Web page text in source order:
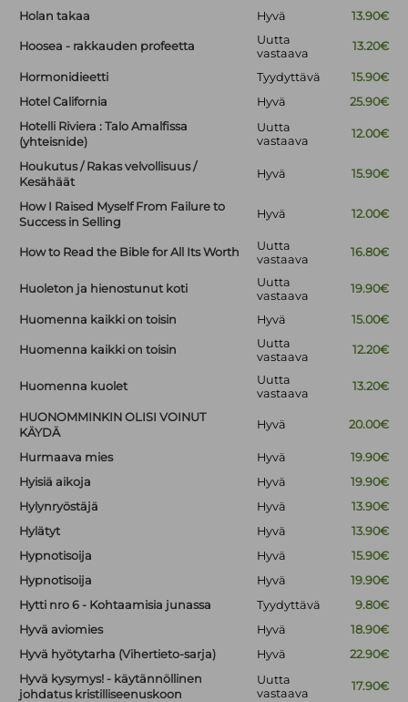
Holan takaa Hyvä 13.90€
Hoosea - rakkauden profeetta
Uutta
vastaava
13.20€
Hormonidieetti Tyydyttävä
15.90€
Hotel California
Hyvä
25.90€
Hotelli Riviera : Talo Amalfissa
(yhteisnide)
Uutta
vastaava
12.00€
Houkutus / Rakas velvollisuus /
Kesähäät
Hyvä 15.90€
How I Raised Myself From Failure to
Success in Selling
Hyvä 12.00€
How to Read the Bible for All Its Worth
Uutta
vastaava
16.80€
Huoleton ja hienostunut koti
Uutta
vastaava
19.90€
Huomenna kaikki on toisin Hyvä 15.00€
Huomenna kaikki on toisin
Uutta
vastaava
12.20€
Huomenna kuolet
Uutta
vastaava
13.20€
HUONOMMINKIN OLISI VOINUT
KÄYDÄ
Hyvä 20.00€
Hurmaava mies Hyvä
19.90€
Hyisiä aikoja
Hyvä
19.90€
Hylynryöstäjä
Hyvä
13.90€
Hylätyt
Hyvä
13.90€
Hypnotisoija
Hyvä
15.90€
Hypnotisoija
Hyvä
19.90€
Hytti nro 6 - Kohtaamisia junassa
Tyydyttävä
9.80€
Hyvä aviomies
Hyvä
18.90€
Hyvä hyötytarha (Vihertieto-sarja)
Hyvä
22.90€
Hyvä kysymys! - käytännöllinen
johdatus kristilliseenuskoon
Uutta
vastaava
17.90€